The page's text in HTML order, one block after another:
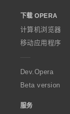
w
O
p
e
a
下载 OPERA
计算机浏览器
移动应用程序
Dev.Opera
Beta version
服务